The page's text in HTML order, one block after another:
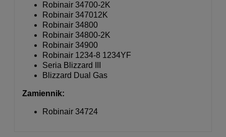
Robinair 34700-2K
Robinair 347012K
Robinair 34800
Robinair 34800-2K
Robinair 34900
Robinair 1234-8 1234YF
Seria Blizzard III
Blizzard Dual Gas
Zamiennik:
Robinair 34724